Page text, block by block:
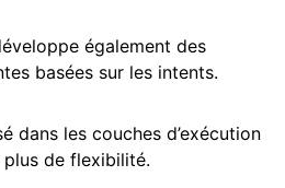
également des
basées sur les intents.
dans les couches d’exécution
de flexibilité.